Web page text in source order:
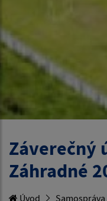
Záverečný
Záhradné
Úvod Samospráva